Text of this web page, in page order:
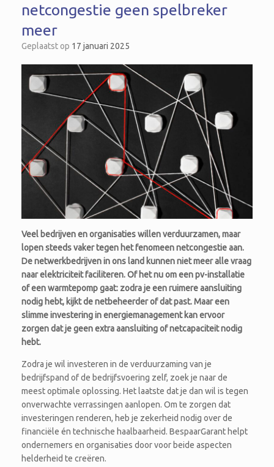
netcongestie geen spelbreker
meer
Geplaatst op 17 januari 2025
Veel bedrijven en organisaties willen verduurzamen, maar
lopen steeds vaker tegen het fenomeen netcongestie aan.
De netwerkbedrijven in ons land kunnen niet meer alle vraag
naar elektriciteit faciliteren. Of het nu om een pv-installatie
of een warmtepomp gaat: zodra je een ruimere aansluiting
nodig hebt, kijkt de netbeheerder of dat past. Maar een
slimme investering in energiemanagement kan ervoor
zorgen dat je geen extra aansluiting of netcapaciteit nodig
hebt.
Zodra je wil investeren in de verduurzaming van je
bedrijfspand of de bedrijfsvoering zelf, zoek je naar de
meest optimale oplossing. Het laatste dat je dan wil is tegen
onverwachte verrassingen aanlopen. Om te zorgen dat
investeringen renderen, heb je zekerheid nodig over de
financiële én technische haalbaarheid. BespaarGarant helpt
ondernemers en organisaties door voor beide aspecten
helderheid te creëren.